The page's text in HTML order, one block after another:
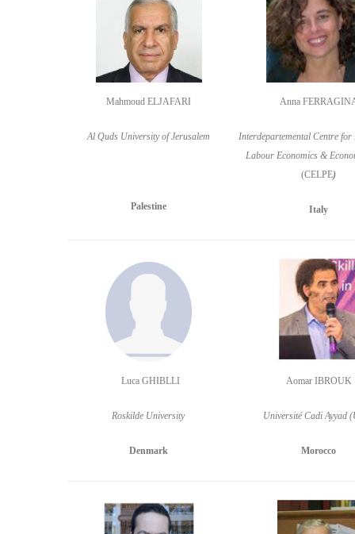
Mahmoud ELJAFARI
Al Quds University of Jerusalem
Palestine
Anna
Interdepartemental Centrefor
Labour Economics &
(CELPE)
Italy
Luca GHIBLLI
Roskilde University
Denmark
Aomar IBROUK
Université Cadi Ayyad
Morocco